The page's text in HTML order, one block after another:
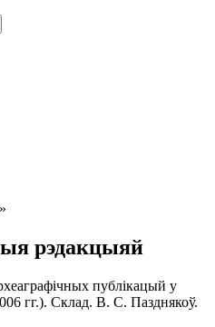
»
рэдакцыяй
публікацый у
гг.). Склад. В. С. Пазднякоў.